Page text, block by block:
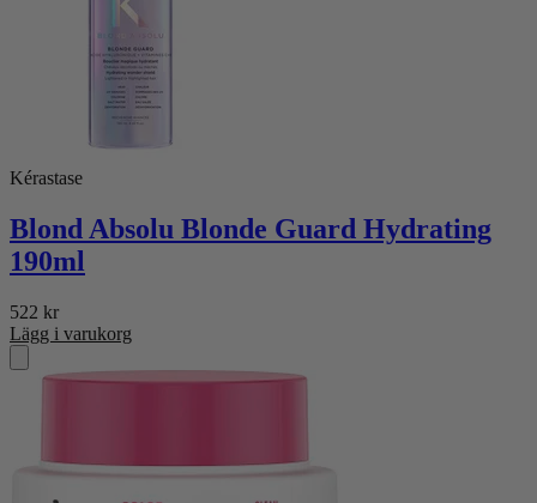
Kérastase
Blond Absolu Blonde Guard Hydrating
190ml
522 kr
Lägg i varukorg